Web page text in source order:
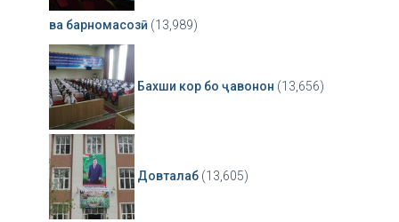
ва барномасозӣ (13,989)
Бахши кор бо ҷавонон (13,656)
Довталаб (13,605)